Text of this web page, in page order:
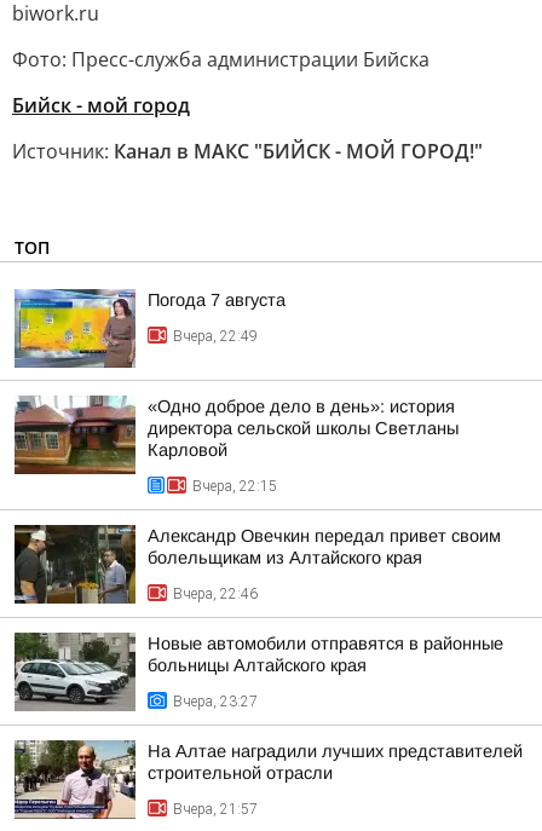
biwork.ru
Фото: Пресс-служба администрации Бийска
Бийск - мой город
Источник: Канал в МАКС "БИЙСК - МОЙ ГОРОД!"
ТОП
Погода 7 августа
Вчера, 22:49
«Одно доброе дело в день»: история
директора сельской школы Светланы
Карловой
Вчера, 22:15
Александр Овечкин передал привет своим
болельщикам из Алтайского края
Вчера, 22:46
Новые автомобили отправятся в районные
больницы Алтайского края
Вчера, 23:27
На Алтае наградили лучших представителей
строительной отрасли
Вчера, 21:57